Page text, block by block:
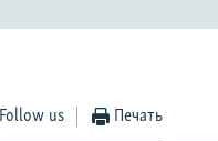
Follow us Печать